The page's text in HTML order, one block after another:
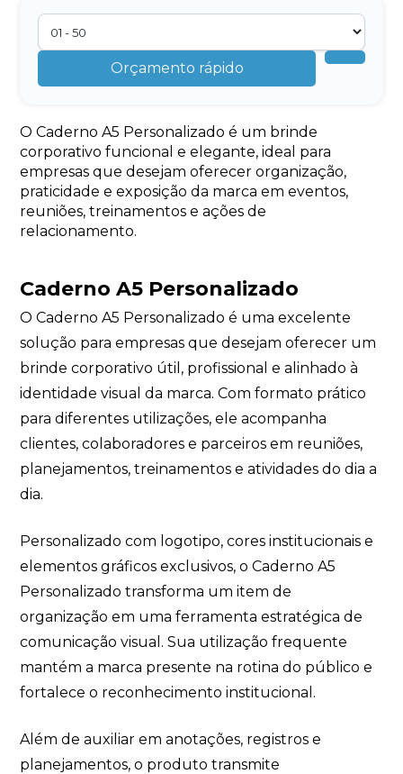
Orçamento rápido
O Caderno A5 Personalizado é um brinde
corporativo funcional e elegante, ideal para
empresas que desejam oferecer organização,
praticidade e exposição da marca em eventos,
reuniões, treinamentos e ações de
relacionamento.
Caderno A5 Personalizado
O Caderno A5 Personalizado é uma excelente
solução para empresas que desejam oferecer um
brinde corporativo útil, profissional e alinhado à
identidade visual da marca. Com formato prático
para diferentes utilizações, ele acompanha
clientes, colaboradores e parceiros em reuniões,
planejamentos, treinamentos e atividades do dia a
dia.
Personalizado com logotipo, cores institucionais e
elementos gráficos exclusivos, o Caderno A5
Personalizado transforma um item de
organização em uma ferramenta estratégica de
comunicação visual. Sua utilização frequente
mantém a marca presente na rotina do público e
fortalece o reconhecimento institucional.
Além de auxiliar em anotações, registros e
planejamentos, o produto transmite